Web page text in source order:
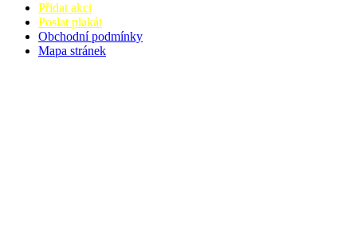
Přidat akci
Poslat plakát
Obchodní podmínky
Mapa stránek